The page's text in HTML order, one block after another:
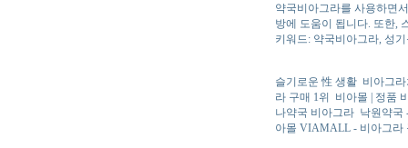
약국비아그라를 사용하면
방에 도움이 됩니다. 또한,
키워드: 약국비아그라, 성
슬기로운 性 생활 비아그
라 구매 1위
비아몰 | 정품
나약국 비아그라 낙원약국
아몰 VIAMALL - 비아그라